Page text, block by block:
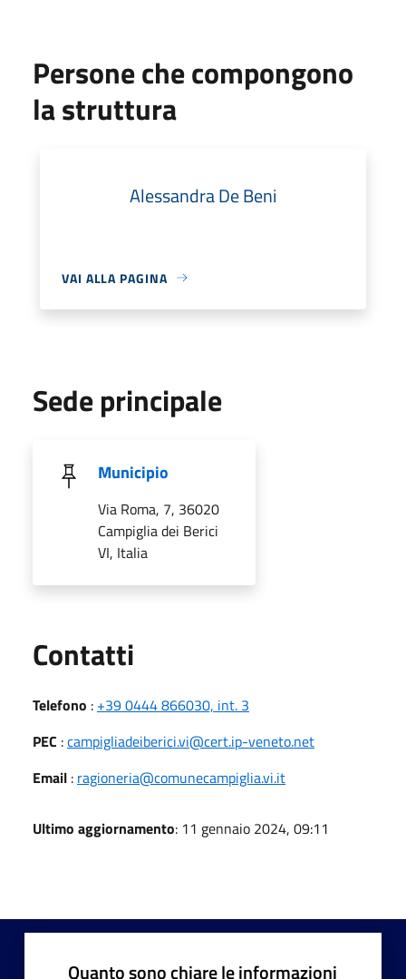
Persone che compongono
la struttura
Alessandra De Beni
VAI ALLA PAGINA
Sede principale
Municipio
Via Roma, 7, 36020
Campiglia dei Berici
VI, Italia
Contatti
Telefono : +39 0444 866030, int. 3
PEC :campigliadeiberici.vi@cert.ip-veneto.net
Email : ragioneria@comunecampiglia.vi.it
Ultimo aggiornamento: 11 gennaio 2024, 09:11
Quanto sono chiare le informazioni